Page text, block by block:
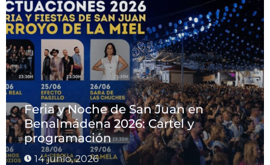
Feria y Noche de San Juan en
Benalmádena 2026: Cartel y
programación
14 junio, 2026